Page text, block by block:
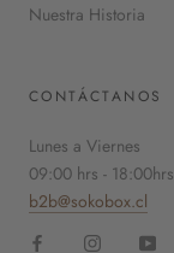
Nuestra Historia
CONTÁCTANOS
Lunes a Viernes
09:00 hrs - 18:00hrs
b2b@sokobox.cl